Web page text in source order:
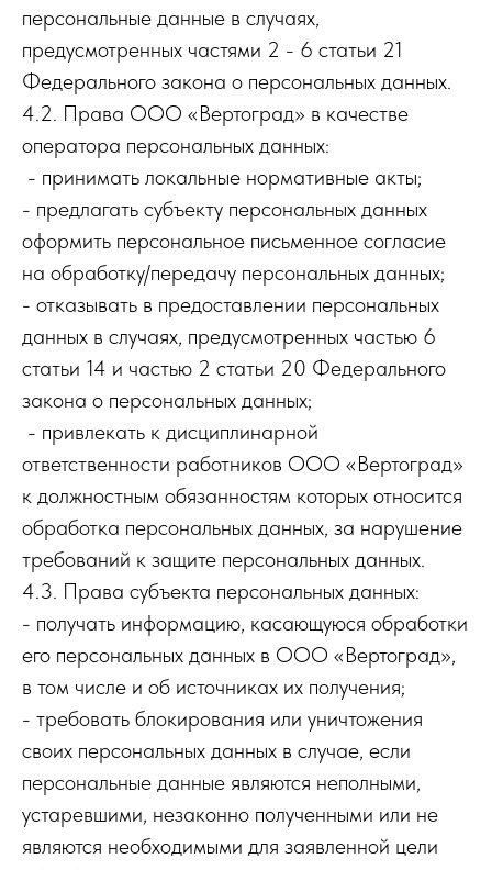
персональные данные в случаях,
предусмотренных частями 2 - 6 статьи 21
Федерального закона о персональных данных.
4.2. Права ООО «Вертоград» в качестве
оператора персональных данных:
- принимать локальные нормативные акты;
- предлагать субъекту персональных данных
оформить персональное письменное согласие
на обработку/передачу персональных данных;
- отказывать в предоставлении персональных
данных в случаях, предусмотренных частью 6
статьи 14 и частью 2 статьи 20 Федерального
закона о персональных данных;
- привлекать к дисциплинарной
ответственности работников ООО «Вертоград»
к должностным обязанностям которых относится
обработка персональных данных, за нарушение
требований к защите персональных данных.
4.3. Права субъекта персональных данных:
- получать информацию, касающуюся обработки
его персональных данных в ООО «Вертоград»,
в том числе и об источниках их получения;
- требовать блокирования или уничтожения
своих персональных данных в случае, если
персональные данные являются неполными,
устаревшими, незаконно полученными или не
являются необходимыми для заявленной цели